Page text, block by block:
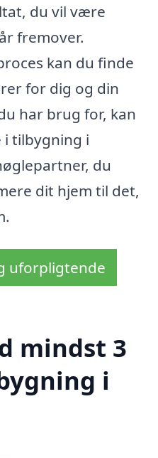
du vil være
fremover.
kan du finde
for dig og din
har brug for, kan
i tilbygning i
du
dit hjem til det,
uforpligtende
mindst 3
i